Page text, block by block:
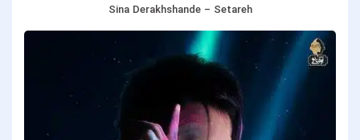
Sina Derakhshande – Setareh